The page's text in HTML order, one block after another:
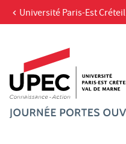
Aller au contenu
Recherche
Université Paris-Est Créteil